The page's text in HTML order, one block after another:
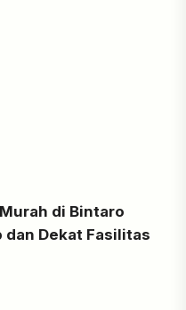
di Bintaro
dan Dekat Fasilitas